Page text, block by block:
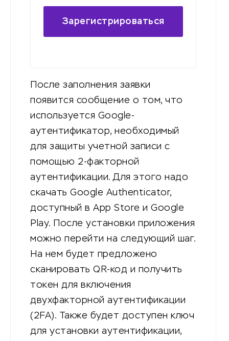
Зарегистрироваться
После заполнения заявки
появится сообщение о том, что
используется Google-
аутентификатор, необходимый
для защиты учетной записи с
помощью 2-факторной
аутентификации. Для этого надо
скачать Google Authenticator,
доступный в App Store и Google
Play. После установки приложения
можно перейти на следующий шаг.
На нем будет предложено
сканировать QR-код и получить
токен для включения
двухфакторной аутентификации
(2FA). Также будет доступен ключ
для установки аутентификации,